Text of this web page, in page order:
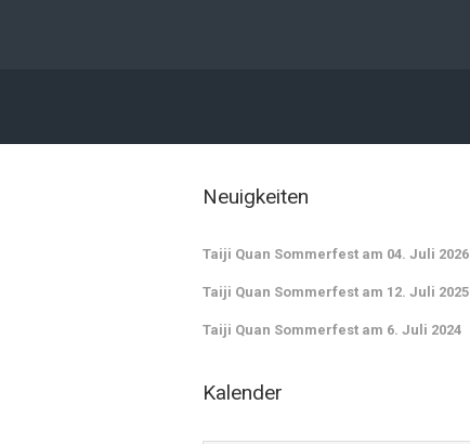
Neuigkeiten
Taiji Quan Sommerfest am 04. Juli 2026
Taiji Quan Sommerfest am 12. Juli 2025
Taiji Quan Sommerfest am 6. Juli 2024
Kalender